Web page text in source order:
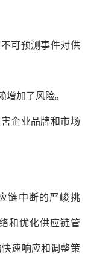
可预测事件对供
增加了风险。
企业品牌和市场
链中断的严峻挑
和优化供应链管
速响应和调整策